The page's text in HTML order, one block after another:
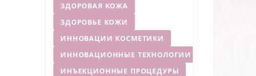
ЗДОРОВАЯ КОЖА
ЗДОРОВЬЕ КОЖИ
ИННОВАЦИИ КОСМЕТИКИ
ИННОВАЦИОННЫЕ ТЕХНОЛОГИИ
ИНЪЕКЦИОННЫЕ ПРОЦЕДУРЫ